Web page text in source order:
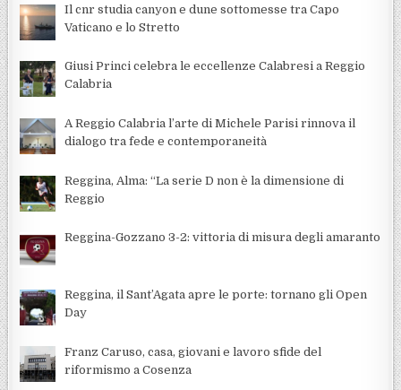
Il cnr studia canyon e dune sottomesse tra Capo
Vaticano e lo Stretto
Giusi Princi celebra le eccellenze Calabresi a Reggio
Calabria
A Reggio Calabria l’arte di Michele Parisi rinnova il
dialogo tra fede e contemporaneità
Reggina, Alma: “La serie D non è la dimensione di
Reggio
Reggina-Gozzano 3-2: vittoria di misura degli amaranto
Reggina, il Sant’Agata apre le porte: tornano gli Open
Day
Franz Caruso, casa, giovani e lavoro sfide del
riformismo a Cosenza